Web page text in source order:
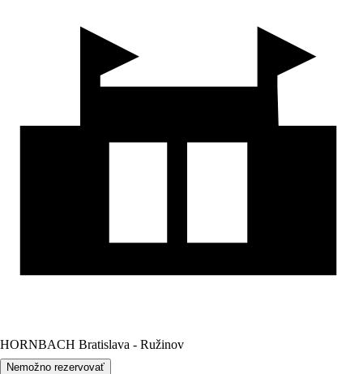
HORNBACH Bratislava - Ružinov
Nemožno rezervovať